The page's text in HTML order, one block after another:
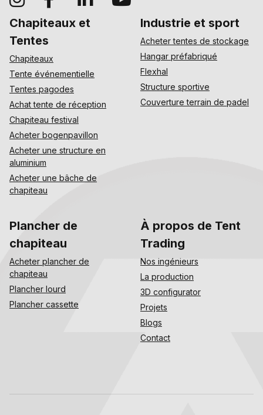
Chapiteaux et
Tentes
Chapiteaux
Tente événementielle
Tentes pagodes
Achat tente de réception
Chapiteau festival
Acheter bogenpavillon
Acheter une structure en
aluminium
Acheter une bâche de
chapiteau
Industrie et sport
Acheter tentes de stockage
Hangar préfabriqué
Flexhal
Structure sportive
Couverture terrain de padel
Plancher de
chapiteau
Acheter plancher de
chapiteau
Plancher lourd
Plancher cassette
À propos de Tent
Trading
Nos ingénieurs
La production
3D configurator
Projets
Blogs
Contact